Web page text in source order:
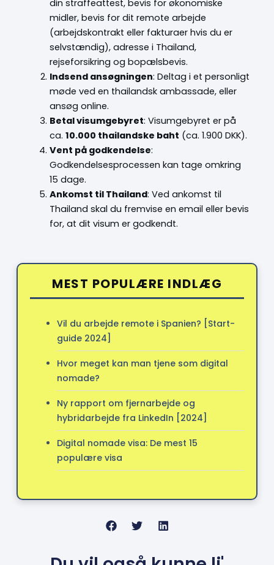
din straffeattest, bevis for økonomiske
midler, bevis for dit remote arbejde
(arbejdskontrakt eller fakturaer hvis du er
selvstændig), adresse i Thailand,
rejseforsikring og bopælsbevis.
Indsend ansøgningen: Deltag i et personligt
møde ved en thailandsk ambassade, eller
ansøg online.
Betal visumgebyret: Visumgebyret er på
ca. 10.000 thailandske baht (ca. 1.900 DKK).
Vent på godkendelse:
Godkendelsesprocessen kan tage omkring
15 dage.
Ankomst til Thailand: Ved ankomst til
Thailand skal du fremvise en email eller bevis
for, at dit visum er godkendt.
MEST POPULÆRE INDLÆG
Vil du arbejde remote i Spanien? [Start-
guide 2024]
Hvor meget kan man tjene som digital
nomade?
Ny rapport om fjernarbejde og
hybridarbejde fra LinkedIn [2024]
Digital nomade visa: De mest 15
populære visa